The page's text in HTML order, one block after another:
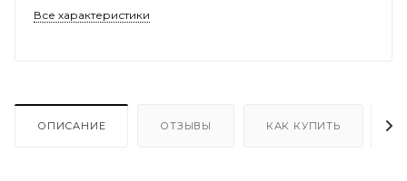
Все характеристики
ОПИСАНИЕ ОТЗЫВЫ КАК КУПИТЬ